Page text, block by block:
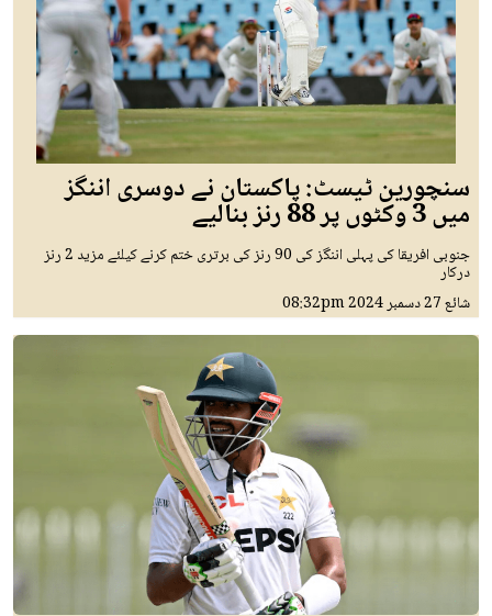
سنچورین ٹیسٹ: پاکستان نے دوسری اننگز
میں 3 وکٹوں پر 88 رنز بنالیے
جنوبی افریقا کی پہلی اننگز کی 90 رنز کی برتری ختم کرنے کیلئے مزید 2 رنز
درکار
شائع27 دسمبر 2024 08:32pm